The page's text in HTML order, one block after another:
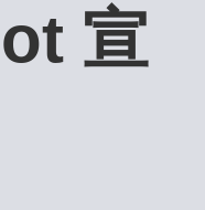
宣